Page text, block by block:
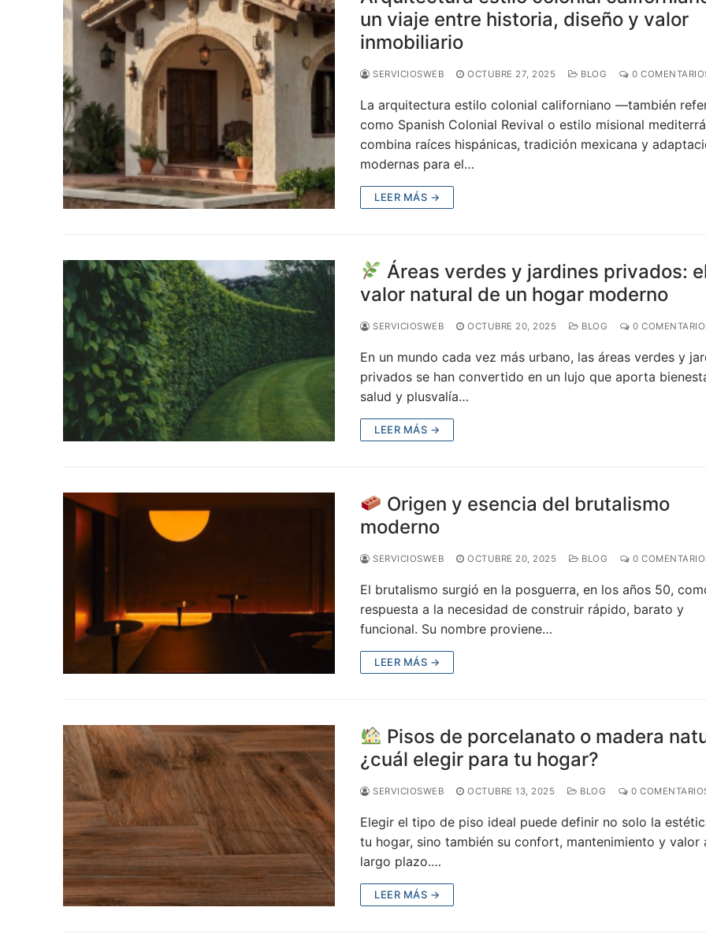
un viaje entre historia, diseño y valor
inmobiliario
SERVICIOSWEB OCTUBRE 27, 2025 BLOG 0
La arquitectura estilo colonial californiano —también
como Spanish Colonial Revival o estilo misional
combina raíces hispánicas, tradición mexicana y
modernas para el…
LEER MÁS →
Áreas verdes y jardines privados:
valor natural de un hogar moderno
SERVICIOSWEB OCTUBRE 20, 2025 BLOG 0
En un mundo cada vez más urbano, las áreas verdes y
privados se han convertido en un lujo que aporta
salud y plusvalía…
LEER MÁS →
Origen y esencia del brutalismo
moderno
SERVICIOSWEB OCTUBRE 20, 2025 BLOG 0
El brutalismo surgió en la posguerra, en los años 50,
respuesta a la necesidad de construir rápido, barato y
funcional. Su nombre proviene…
LEER MÁS →
Pisos de porcelanato o madera
¿cuál elegir para tu hogar?
SERVICIOSWEB OCTUBRE 13, 2025 BLOG 0
Elegir el tipo de piso ideal puede definir no solo la
tu hogar, sino también su confort, mantenimiento y valor
largo plazo.…
LEER MÁS →